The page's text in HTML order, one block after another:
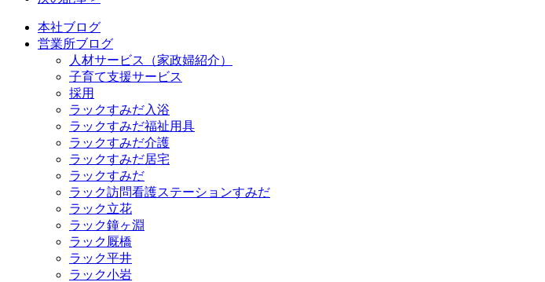
本社ブログ
営業所ブログ
人材サービス（家政婦紹介）
子育て支援サービス
採用
ラックすみだ入浴
ラックすみだ福祉用具
ラックすみだ介護
ラックすみだ居宅
ラックすみだ
ラック訪問看護ステーションすみだ
ラック立花
ラック鐘ヶ淵
ラック厩橋
ラック平井
ラック小岩